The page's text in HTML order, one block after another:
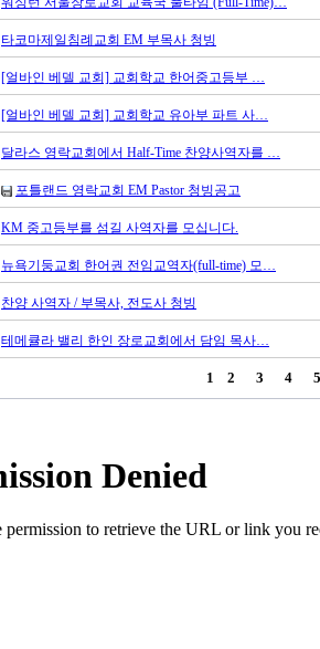
타코마제일침례교회 EM 부목사 청빙
[얼바인 베델 교회] 교회학교 한어중고등부 …
[얼바인 베델 교회] 교회학교 유아부 파트 사…
달라스 영락교회에서 Half-Time 찬양사역자를 …
포틀랜드 영락교회 EM Pastor 청빙공고
KM 중고등부를 섬길 사역자를 모십니다.
뉴욕기둥교회 한어권 전임교역자(full-time) 모…
찬양 사역자 / 부목사, 전도사 청빙
테메큘라 밸리 한인 장로교회에서 담임 목사…
1 2 3 4 5